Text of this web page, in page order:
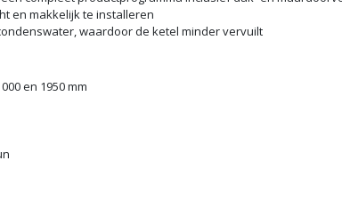
van PPS – Polypropyleen Schwer entflammbar
aluminium (RAL 9016)
°C
als in overdruk
norm EN 14471 en EN1856-1
compleet productprogramma inclusief dak- en
en makkelijk te installeren
waardoor de ketel minder vervuilt